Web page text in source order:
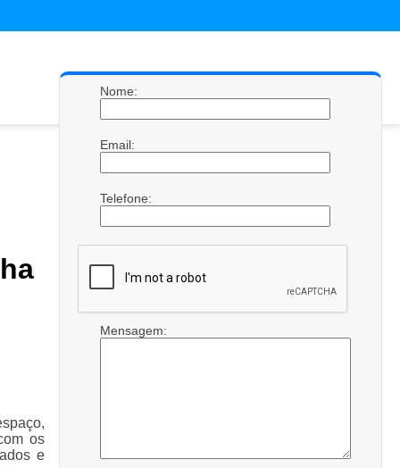
os
e
Nome:
Email:
Telefone:
Mensagem: